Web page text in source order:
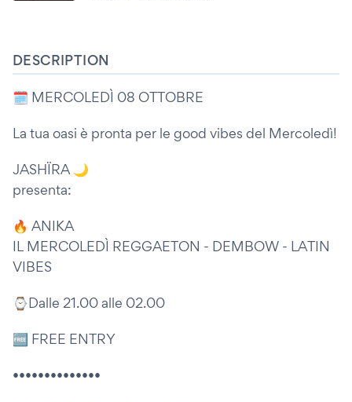
DESCRIPTION
🗓️ MERCOLEDÌ 08 OTTOBRE
La tua oasi è pronta per le good vibes del Mercoledì!
JASHÏRA 🌙
presenta:
🔥 ANIKA
IL MERCOLEDÌ REGGAETON - DEMBOW - LATIN
VIBES
⌚️Dalle 21.00 alle 02.00
🆓 FREE ENTRY
••••••••••••••